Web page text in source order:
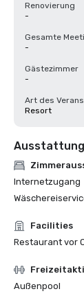
Renovierung
-
Gesamte
-
Gästezimmer
-
Art des
Resort
Ausstattung
Internetzugang
Facilities
Restaurant vor
Außenpool